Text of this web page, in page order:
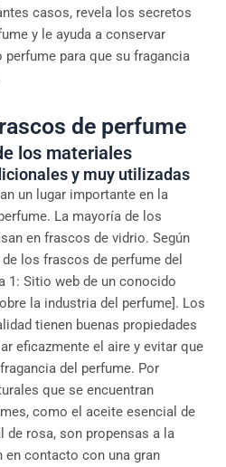
casos, revela los secretos
y le ayuda a conservar
para que su fragancia
de perfume
los materiales
y muy utilizadas
un lugar importante en la
La mayoría de los
en frascos de vidrio. Según
los frascos de perfume del
1: Sitio web de un conocido
la industria del perfume]. Los
tienen buenas propiedades
eficazmente el aire y evitar que
del perfume. Por
que se encuentran
como el aceite esencial de
de rosa, son propensas a la
en contacto con una gran